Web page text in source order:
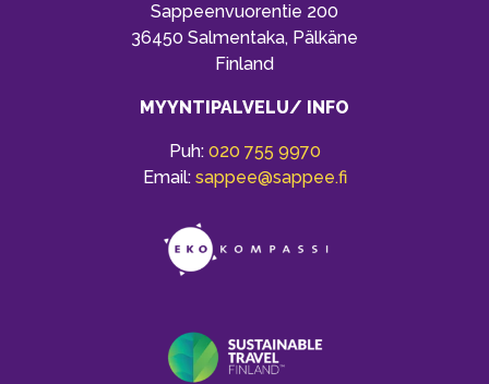
Sappeenvuorentie 200
36450 Salmentaka, Pälkäne
Finland
MYYNTIPALVELU/ INFO
Puh: 020 755 9970
Email: sappee@sappee.fi